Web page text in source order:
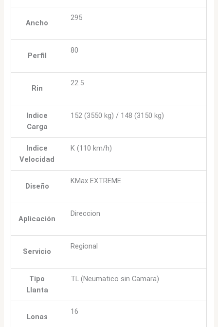
Ancho
295
Perfil
80
Rin
22.5
Indice
Carga
152 (3550 kg) / 148 (3150 kg)
Indice
Velocidad
K (110 km/h)
Diseño
KMax EXTREME
Aplicación
Direccion
Servicio
Regional
Tipo
Llanta
TL (Neumatico sin Camara)
Lonas
16